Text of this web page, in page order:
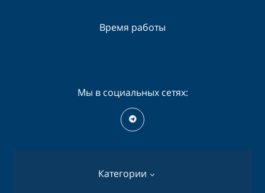
Категории
Время работы
Мы в социальных сетях: